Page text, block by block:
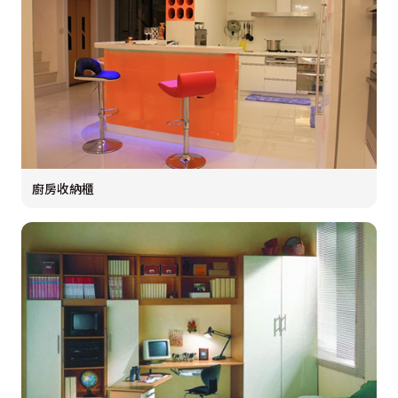
廚房收納櫃